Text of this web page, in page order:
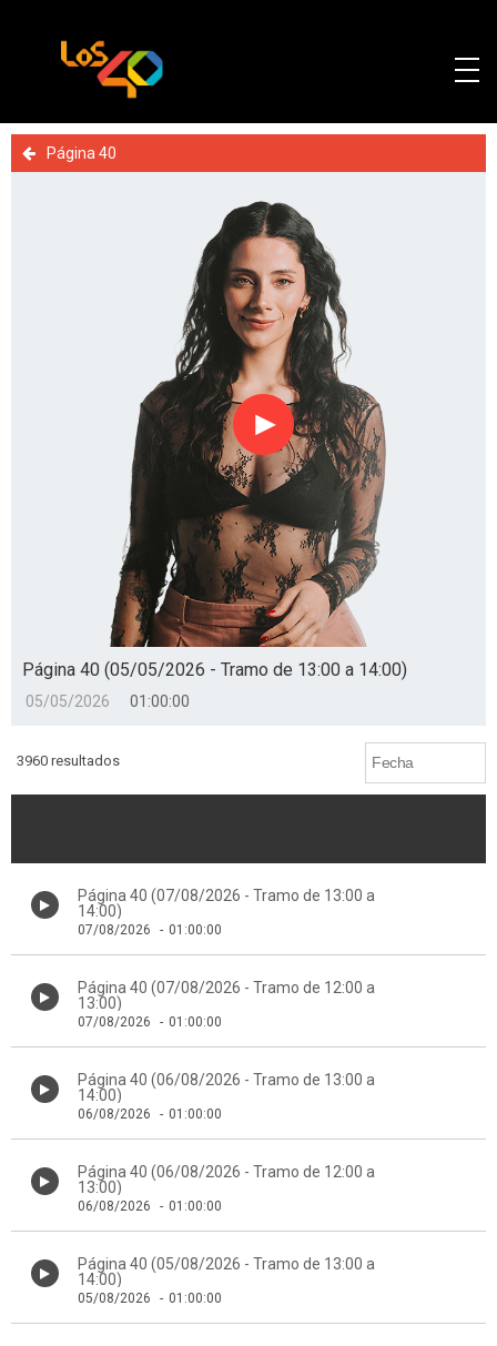
Página 40
Reproducir
Página 40 (05/05/2026 - Tramo de 13:00 a 14:00)
05/05/2026 01:00:00
3960 resultados
Página 40 (07/08/2026 - Tramo de 13:00 a
14:00)
07/08/2026 - 01:00:00
Página 40 (07/08/2026 - Tramo de 12:00 a
13:00)
07/08/2026 - 01:00:00
Página 40 (06/08/2026 - Tramo de 13:00 a
14:00)
06/08/2026 - 01:00:00
Página 40 (06/08/2026 - Tramo de 12:00 a
13:00)
06/08/2026 - 01:00:00
Página 40 (05/08/2026 - Tramo de 13:00 a
14:00)
05/08/2026 - 01:00:00